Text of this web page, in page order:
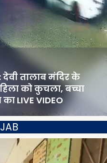
तालाब मंदिर के
को कुचला, बच्चा
LIVE VIDEO